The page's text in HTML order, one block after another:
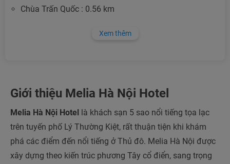
Chùa Trấn Quốc : 0.56 km
Xem thêm
Giới thiệu Melia Hà Nội Hotel
Melia Hà Nội Hotel là khách sạn 5 sao nổi tiếng tọa lạc
trên tuyến phố Lý Thường Kiệt, rất thuận tiện khi khám
phá các điểm đến nổi tiếng ở Thủ đô. Melia Hà Nội được
xây dựng theo kiến trúc phương Tây cổ điển, sang trọng